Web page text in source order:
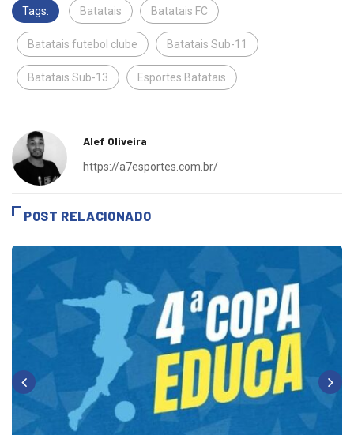
Tags: Batatais Batatais FC
Batatais futebol clube Batatais Sub-11
Batatais Sub-13 Esportes Batatais
Alef Oliveira
https://a7esportes.com.br/
POST RELACIONADO